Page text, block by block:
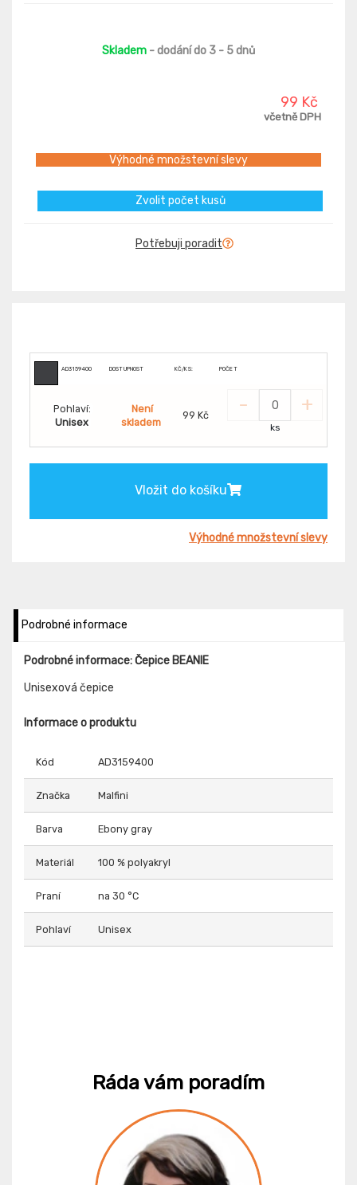
Skladem - dodání do 3 - 5 dnů
99 Kč
včetně DPH
Výhodné množstevní slevy
Zvolit počet kusů
Potřebuji poradit
AD3159400 DOSTUPNOST KČ/KS: POČET
Pohlaví:
Unisex
Není
skladem
99 Kč - +
ks
Vložit do košíku
Výhodné množstevní slevy
Podrobné informace
Podrobné informace: Čepice BEANIE
Unisexová čepice
Informace o produktu
Kód AD3159400
Značka Malfini
Barva Ebony gray
Materiál 100 % polyakryl
Praní na 30 °C
Pohlaví Unisex
Ráda vám poradím